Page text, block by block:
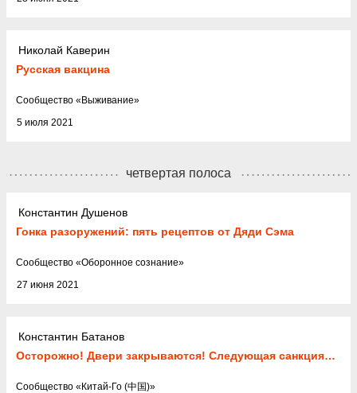
Николай Каверин
Русская вакцина
5 июля 2021
Cообщество «Выживание»
четвертая полоса
Константин Душенов
Гонка разоружений: пять рецептов от Дяди Сэма
27 июня 2021
Cообщество «Оборонное сознание»
Константин Батанов
Осторожно! Двери закрываются! Следующая санкция…
Cообщество «Китай-Го (中国)»